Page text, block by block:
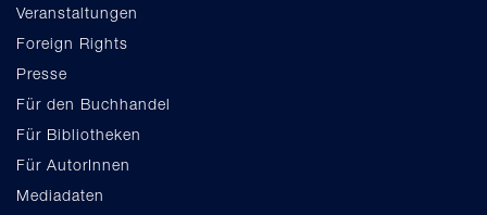
Veranstaltungen
Foreign Rights
Presse
Für den Buchhandel
Für Bibliotheken
Für AutorInnen
Mediadaten